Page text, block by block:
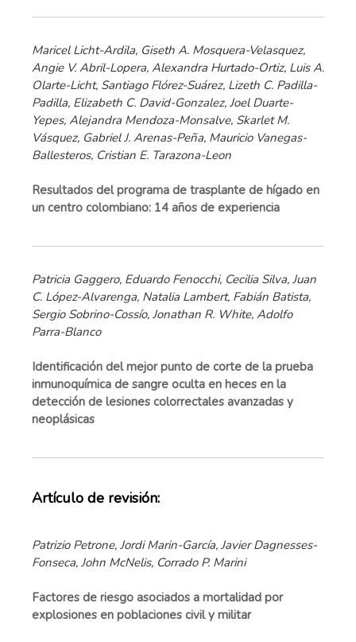
Maricel Licht-Ardila, Giseth A. Mosquera-Velasquez,
Angie V. Abril-Lopera, Alexandra Hurtado-Ortiz, Luis A.
Olarte-Licht, Santiago Flórez-Suárez, Lizeth C. Padilla-
Padilla, Elizabeth C. David-Gonzalez, Joel Duarte-
Yepes, Alejandra Mendoza-Monsalve, Skarlet M.
Vásquez, Gabriel J. Arenas-Peña, Mauricio Vanegas-
Ballesteros, Cristian E. Tarazona-Leon
Resultados del programa de trasplante de hígado en
un centro colombiano: 14 años de experiencia
Patricia Gaggero, Eduardo Fenocchi, Cecilia Silva, Juan
C. López-Alvarenga, Natalia Lambert, Fabián Batista,
Sergio Sobrino-Cossío, Jonathan R. White, Adolfo
Parra-Blanco
Identificación del mejor punto de corte de la prueba
inmunoquímica de sangre oculta en heces en la
detección de lesiones colorrectales avanzadas y
neoplásicas
Artículo de revisión:
Patrizio Petrone, Jordi Marin-García, Javier Dagnesses-
Fonseca, John McNelis, Corrado P. Marini
Factores de riesgo asociados a mortalidad por
explosiones en poblaciones civil y militar